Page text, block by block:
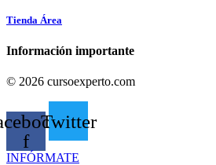
Tienda Área
Información importante
© 2026 cursoexperto.com
f
Twitter
INFÓRMATE